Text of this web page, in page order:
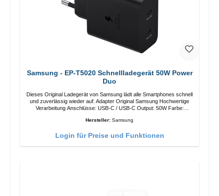
Samsung - EP-T5020 Schnellladegerät 50W Power
Duo
Dieses Original Ladegerät von Samsung lädt alle Smartphones schnell
und zuverlässig wieder auf. Adapter Original Samsung Hochwertige
Verarbeitung Anschlüsse: USB-C / USB-C Output: 50W Farbe:
Schwarz/li>
Hersteller: Samsung
Login für Preise und Funktionen